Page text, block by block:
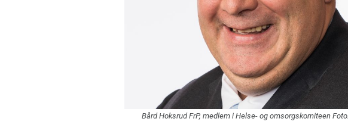
Bård Hoksrud FrP, medlem i Helse- og omsorgskomiteen